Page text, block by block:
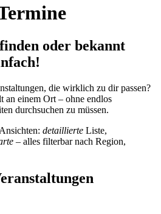
oder bekannt
die wirklich zu dir passen?
an einem Ort – ohne endlos
durchsuchen zu müssen.
detaillierte Liste,
– alles filterbar nach Region,